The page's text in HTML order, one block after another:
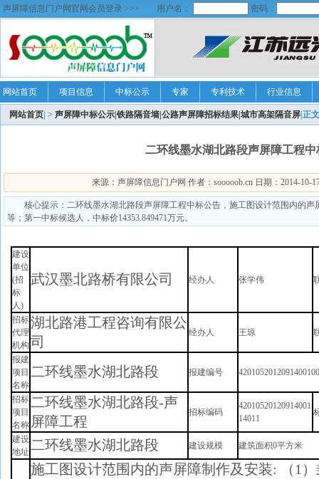
声屏障信息门户网官网会员登录 >>> 用户名： 密码：
网站首页 项目信息 中标公示 专家 专利技术 行业信息
网站首页 | > 声屏障中标公示|铁路隔音墙|公路声屏障招标结果|城市高架隔音屏 |正文
二环线墨水湖北路段声屏障工程中
来源：声屏障信息门户网 作者：sooooob.cn 日期：2014-10-
核心提示：二环线墨水湖北路段声屏障工程中标公告，施工图设计范围内的
等；第一中标候选人，中标价14353.849471万元。
建设
单位
(招
标
人)
武汉墨北路桥有限公司 经办人 张学伟
招标
代理
机构
湖北路港工程咨询有限公
司
经办人 王琼
报建
项目
名称
二环线墨水湖北路段 报建编号
招标
项目
名称
二环线墨水湖北路段-声
屏障工程
招标编码
42010520120914001
14011
建设
地址 二环线墨水湖北路段 建设规模 建筑面积0平方米
施工图设计范围内的声屏障制作及安装: （1